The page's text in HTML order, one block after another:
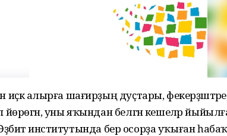
алырға шағирҙың дуҫтары, фекерҙәштәре,
уны яҡындан белгән кешеләр
Әҙәбиәт институтында бер осорҙа уҡыған